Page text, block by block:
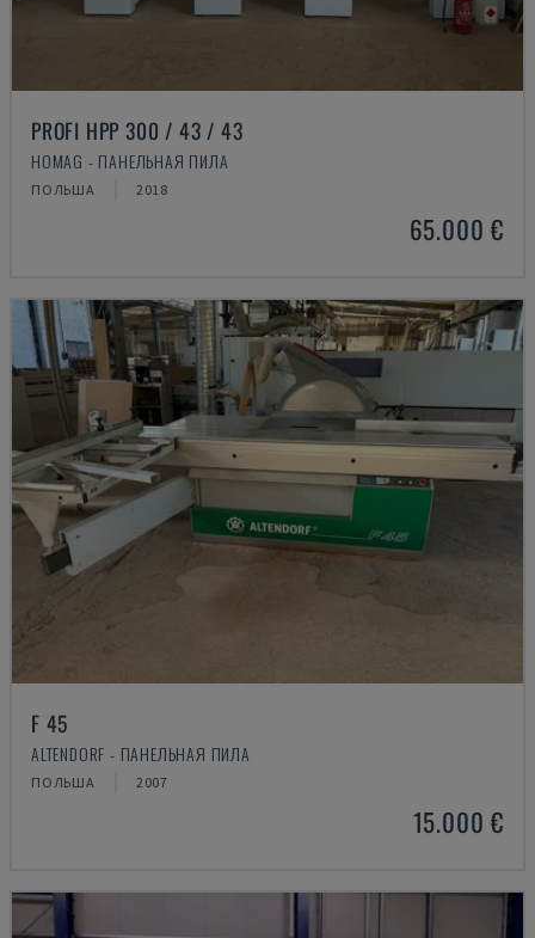
PROFI HPP 300 / 43 / 43
HOMAG - ПАНЕЛЬНАЯ ПИЛА
ПОЛЬША 2018
65.000 €
F 45
ALTENDORF - ПАНЕЛЬНАЯ ПИЛА
ПОЛЬША 2007
15.000 €